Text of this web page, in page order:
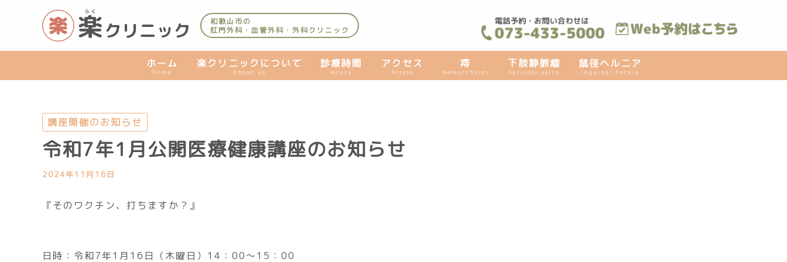
ス
和歌山市の
肛門外科・血管外科・外科クリニック
ホーム
Home
楽クリニックについて
About us
診療時間
Hours
アクセス
Access
痔
Hemorrhoids
下肢静脈瘤
Varicose veins
鼠径ヘルニア
Inguinal hernia
講座開催のお知らせ
令和7年1月公開医療健康講座のお知らせ
2024年11月16日
『そのワクチン、打ちますか？』
日時：令和7年1月16日（木曜日）14：00～15：00